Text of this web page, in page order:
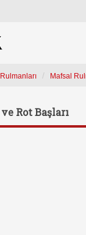
Mafsal
Rot Başları